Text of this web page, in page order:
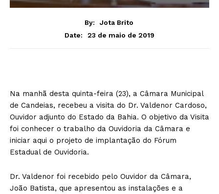
By:
Jota Brito
Date:
23 de maio de 2019
Na manhã desta quinta-feira (23), a Câmara Municipal
de Candeias, recebeu a visita do Dr. Valdenor Cardoso,
Ouvidor adjunto do Estado da Bahia. O objetivo da Visita
foi conhecer o trabalho da Ouvidoria da Câmara e
iniciar aqui o projeto de implantação do Fórum
Estadual de Ouvidoria.
Dr. Valdenor foi recebido pelo Ouvidor da Câmara,
João Batista, que apresentou as instalações e a